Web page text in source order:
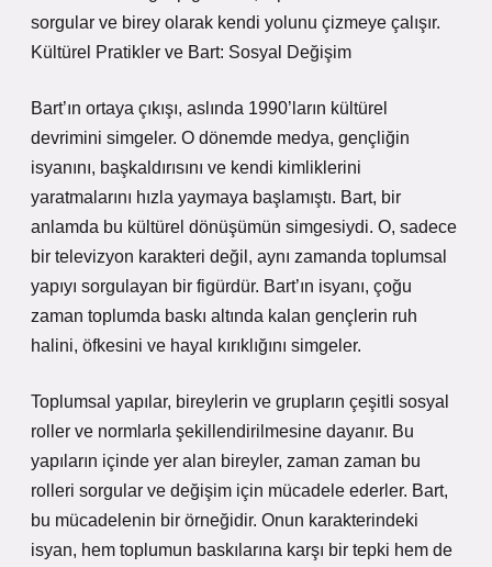
sorgular ve birey olarak kendi yolunu çizmeye çalışır.
Kültürel Pratikler ve Bart: Sosyal Değişim
Bart’ın ortaya çıkışı, aslında 1990’ların kültürel
devrimini simgeler. O dönemde medya, gençliğin
isyanını, başkaldırısını ve kendi kimliklerini
yaratmalarını hızla yaymaya başlamıştı. Bart, bir
anlamda bu kültürel dönüşümün simgesiydi. O, sadece
bir televizyon karakteri değil, aynı zamanda toplumsal
yapıyı sorgulayan bir figürdür. Bart’ın isyanı, çoğu
zaman toplumda baskı altında kalan gençlerin ruh
halini, öfkesini ve hayal kırıklığını simgeler.
Toplumsal yapılar, bireylerin ve grupların çeşitli sosyal
roller ve normlarla şekillendirilmesine dayanır. Bu
yapıların içinde yer alan bireyler, zaman zaman bu
rolleri sorgular ve değişim için mücadele ederler. Bart,
bu mücadelenin bir örneğidir. Onun karakterindeki
isyan, hem toplumun baskılarına karşı bir tepki hem de